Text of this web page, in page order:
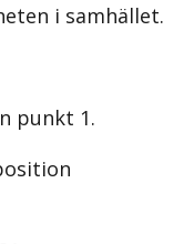
i samhället.
punkt 1.